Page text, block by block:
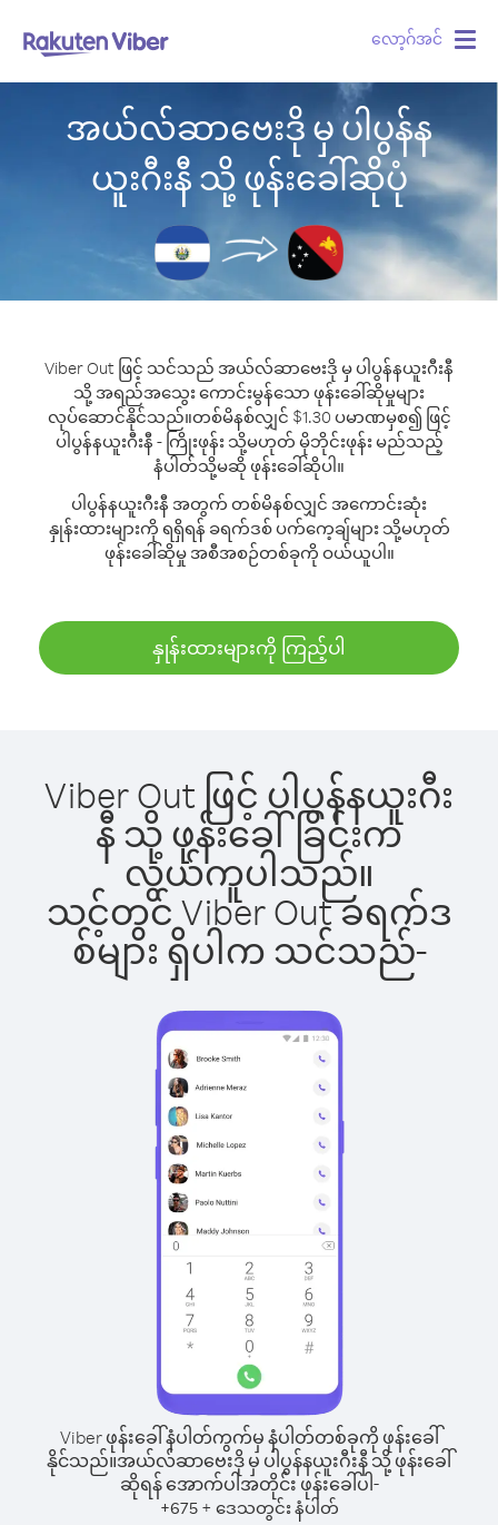
လော့ဂ်အင်
အယ်လ်ဆာဗေးဒို မှ ပါပွန်န
ယူးဂီးနီ သို့ ဖုန်းခေါ်ဆိုပုံ
Viber Out ဖြင့် သင်သည် အယ်လ်ဆာဗေးဒို မှ ပါပွန်နယူးဂီးနီ
သို့ အရည်အသွေး ကောင်းမွန်သော ဖုန်းခေါ်ဆိုမှုများ
လုပ်ဆောင်နိုင်သည်။တစ်မိနစ်လျှင် $1.30 ပမာဏမှစ၍ ဖြင့်
ပါပွန်နယူးဂီးနီ - ကြိုးဖုန်း သို့မဟုတ် မိုဘိုင်းဖုန်း မည်သည့်
နံပါတ်သို့မဆို ဖုန်းခေါ်ဆိုပါ။
ပါပွန်နယူးဂီးနီ အတွက် တစ်မိနစ်လျှင် အကောင်းဆုံး
နှုန်းထားများကို ရရှိရန် ခရက်ဒစ် ပက်ကေ့ချ်များ သို့မဟုတ်
ဖုန်းခေါ်ဆိုမှု အစီအစဉ်တစ်ခုကို ဝယ်ယူပါ။
နှုန်းထားများကို ကြည့်ပါ
Viber Out ဖြင့် ပါပွန်နယူးဂီး
နီ သို့ ဖုန်းခေါ်ခြင်းက
လွယ်ကူပါသည်။
သင့်တွင် Viber Out ခရက်ဒ
စ်များ ရှိပါက သင်သည်-
Viber ဖုန်းခေါ်နံပါတ်ကွက်မှ နံပါတ်တစ်ခုကို ဖုန်းခေါ်
နိုင်သည်။အယ်လ်ဆာဗေးဒို မှ ပါပွန်နယူးဂီးနီ သို့ ဖုန်းခေါ်
ဆိုရန် အောက်ပါအတိုင်း ဖုန်းခေါ်ပါ-
+675+ ဒေသတွင်း နံပါတ်